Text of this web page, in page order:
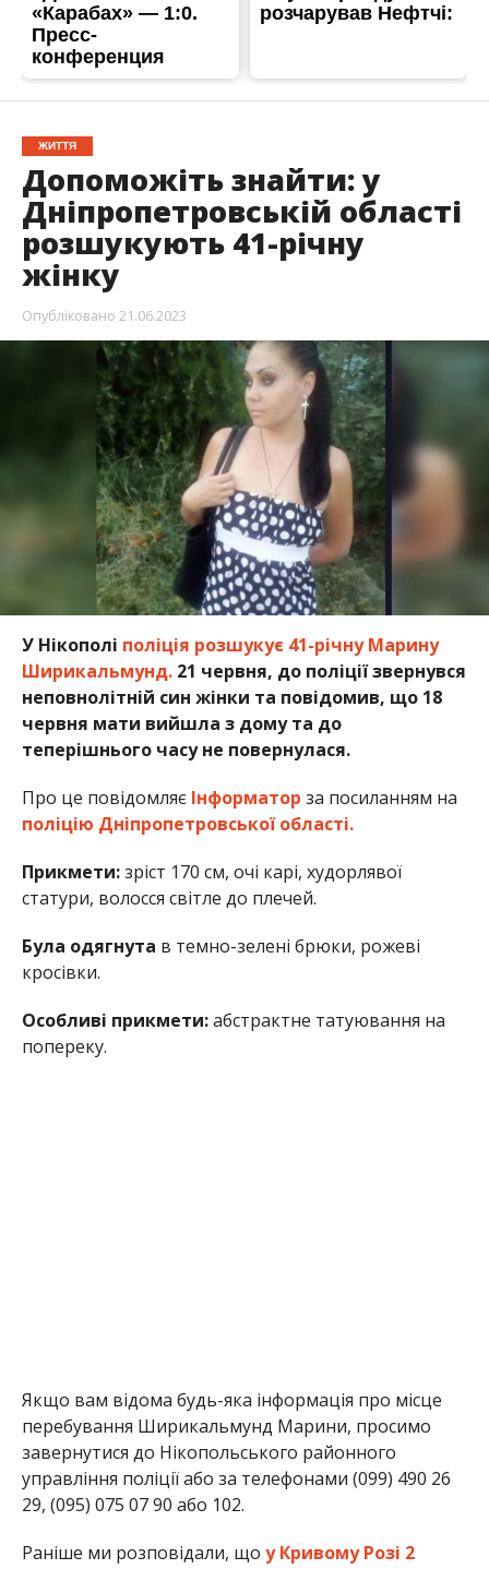
ЖИТТЯ
Допоможіть знайти: у
Дніпропетровській області
розшукують 41-річну
жінку
Опубліковано 21.06.2023
У Нікополі поліція розшукує 41-річну Марину
Ширикальмунд.21 червня, до поліції звернувся
неповнолітній син жінки та повідомив, що 18
червня мати вийшла з дому та до
теперішнього часу не повернулася.
Про це повідомляє Інформатор за посиланням на
поліцію Дніпропетровської області.
Прикмети:зріст 170 см, очі карі, худорлявої
статури, волосся світле до плечей.
Була одягнута в темно-зелені брюки, рожеві
кросівки.
Особливі прикмети:абстрактне татуювання на
попереку.
Якщо вам відома будь-яка інформація про місце
перебування Ширикальмунд Марини, просимо
завернутися до Нікопольського районного
управління поліції або за телефонами (099) 490 26
29, (095) 075 07 90 або 102.
Раніше ми розповідали, що у Кривому Розі 2